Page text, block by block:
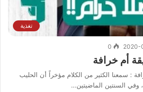
تغذية
2020-
0
أم خرافة
: سمعنا الكثير من الكلام مؤخراً أن الحليب
وفي السنتين الماضيتين…